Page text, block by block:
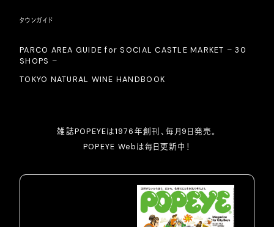
タウンガイド
PARCO AREA GUIDE for SOCIAL CASTLE MARKET – 30
SHOPS –
TOKYO NATURAL WINE HANDBOOK
雑誌POPEYEは1976年創刊、毎月9日発売。
POPEYE Webは毎日更新中！